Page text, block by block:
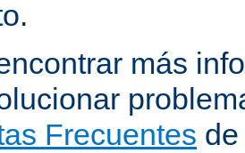
más
Frecuentes